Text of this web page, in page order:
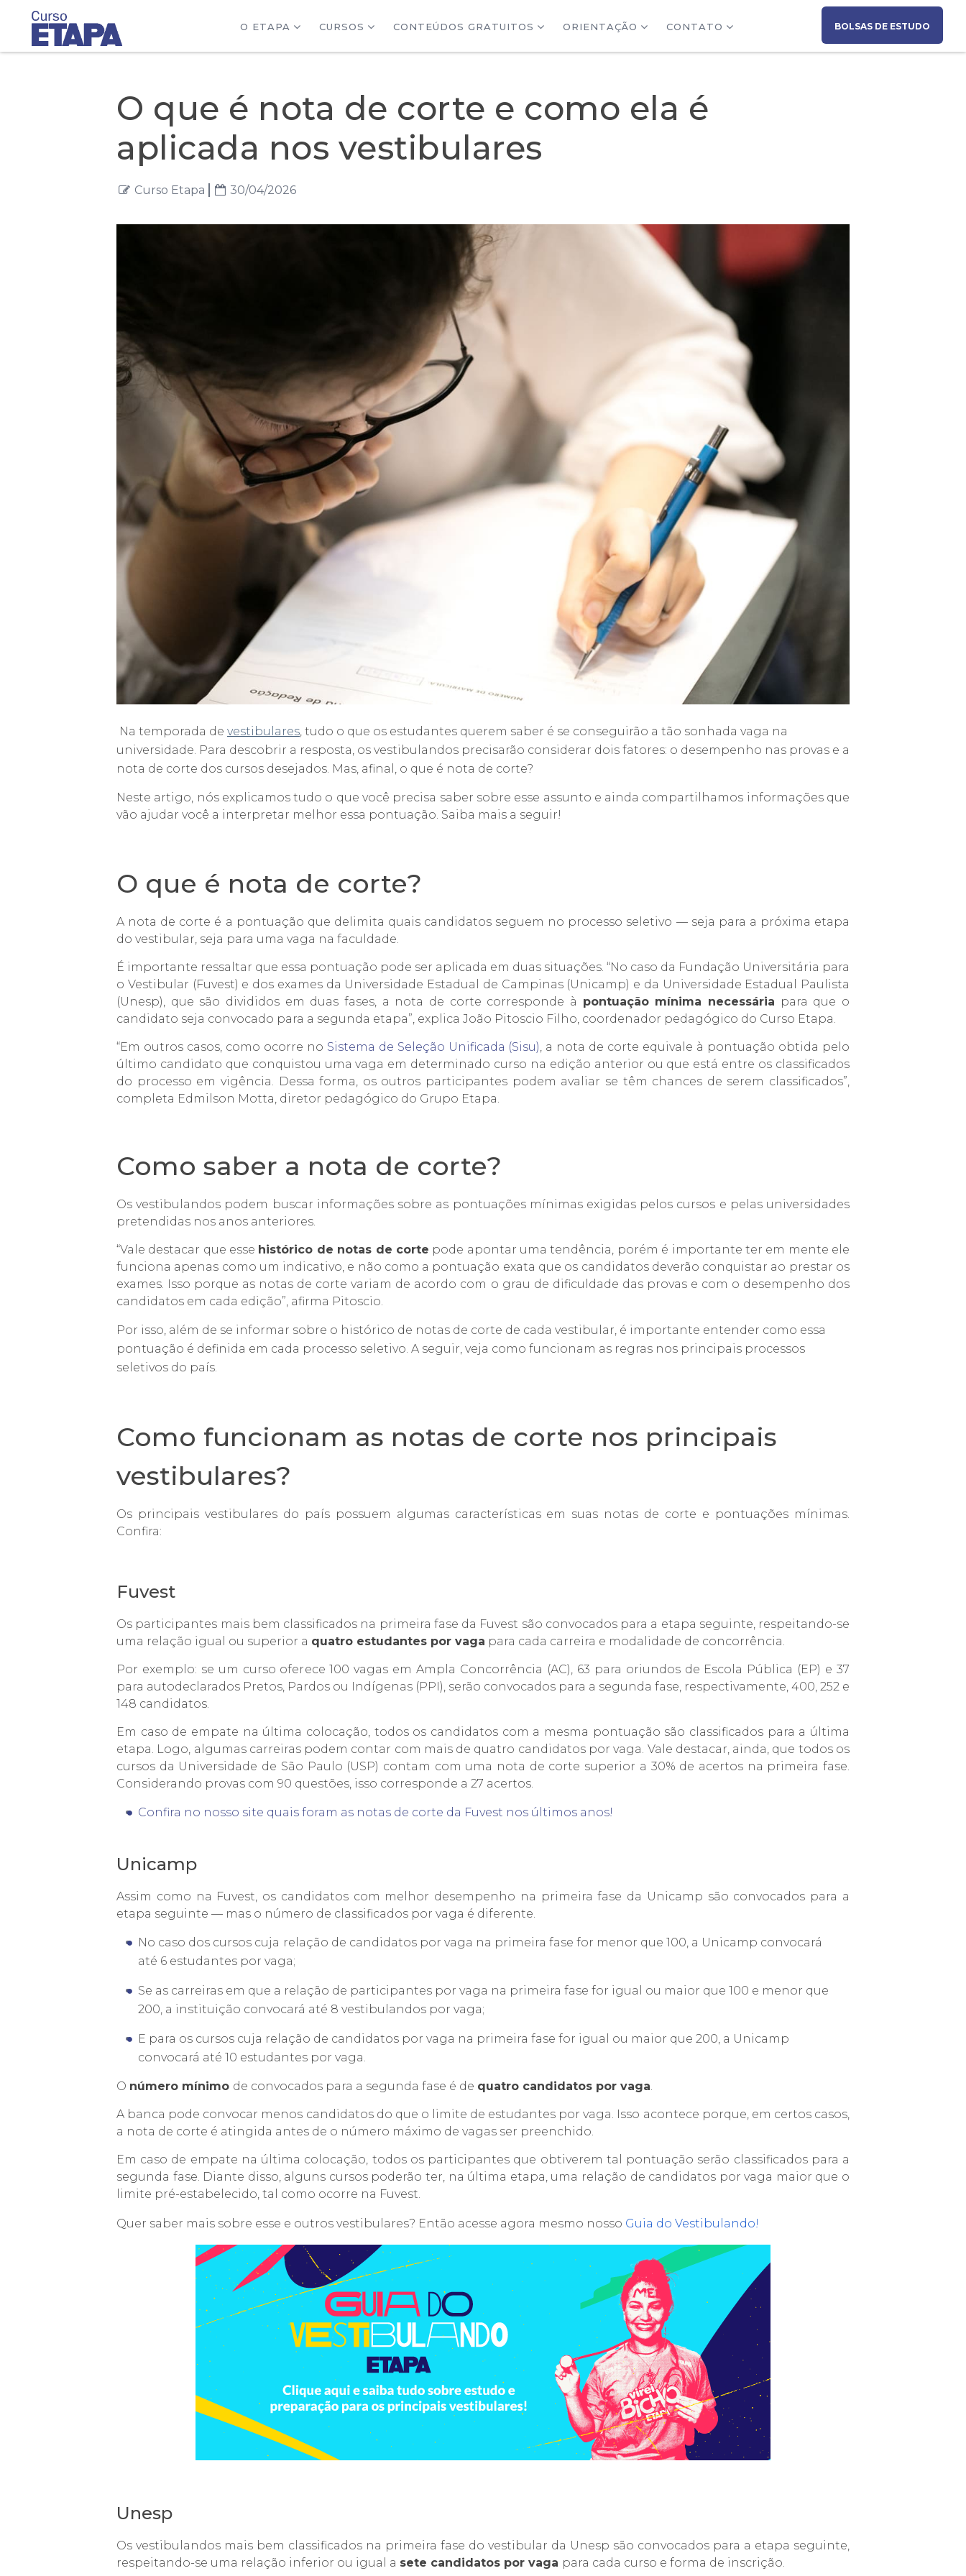
O ETAPA CURSOS CONTEÚDOS GRATUITOS ORIENTAÇÃO CONTATO BOLSAS DE ESTUDO
O que é nota de corte e como ela é
aplicada nos vestibulares
Curso Etapa 30/04/2026
Na temporada de vestibulares, tudo o que os estudantes querem saber é se conseguirão a tão sonhada vaga na
universidade. Para descobrir a resposta, os vestibulandos precisarão considerar dois fatores: o desempenho nas provas e a
nota de corte dos cursos desejados. Mas, afinal, o que é nota de corte?
Neste artigo, nós explicamos tudo o que você precisa saber sobre esse assunto e ainda compartilhamos informações que
vão ajudar você a interpretar melhor essa pontuação. Saiba mais a seguir!
O que é nota de corte?
A nota de corte é a pontuação que delimita quais candidatos seguem no processo seletivo —seja para a próxima etapa
do vestibular, seja para uma vaga na faculdade.
É importante ressaltar que essa pontuação pode ser aplicada em duas situações. “No caso da Fundação Universitária para
o Vestibular (Fuvest) e dos exames da Universidade Estadual de Campinas (Unicamp) e da Universidade Estadual Paulista
(Unesp), que são divididos em duas fases, a nota de corte corresponde à pontuação mínima necessária para que o
candidato seja convocado para a segunda etapa”, explica João Pitoscio Filho, coordenador pedagógico do Curso Etapa.
“Em outros casos, como ocorre no Sistema de Seleção Unificada (Sisu), a nota de corte equivale à pontuação obtida pelo
último candidato que conquistou uma vaga em determinado curso na edição anterior ou que está entre os classificados
do processo em vigência. Dessa forma, os outros participantes podem avaliar se têm chances de serem classificados”,
completa Edmilson Motta, diretor pedagógico do Grupo Etapa.
Como saber a nota de corte?
Os vestibulandos podem buscar informações sobre as pontuações mínimas exigidas pelos cursos e pelas universidades
pretendidas nos anos anteriores.
“Vale destacar que esse histórico de notas de corte pode apontar uma tendência, porém é importante ter em mente ele
funciona apenas como um indicativo, e não como a pontuação exata que os candidatos deverão conquistar ao prestar os
exames. Isso porque as notas de corte variam de acordo com o grau de dificuldade das provas e com o desempenho dos
candidatos em cada edição”, afirma Pitoscio.
Por isso, além de se informar sobre o histórico de notas de corte de cada vestibular, é importante entender como essa
pontuação é definida em cada processo seletivo. A seguir, veja como funcionam as regras nos principais processos
seletivos do país.
Como funcionam as notas de corte nos principais
vestibulares?
Os principais vestibulares do país possuem algumas características em suas notas de corte e pontuações mínimas.
Confira:
Fuvest
Os participantes mais bem classificados na primeira fase da Fuvest são convocados para a etapa seguinte, respeitando-se
uma relação igual ou superior a quatro estudantes por vaga para cada carreira e modalidade de concorrência.
Por exemplo: se um curso oferece 100 vagas em Ampla Concorrência (AC), 63 para oriundos de Escola Pública (EP) e 37
para autodeclarados Pretos, Pardos ou Indígenas (PPI), serão convocados para a segunda fase, respectivamente, 400, 252 e
148 candidatos.
Em caso de empate na última colocação, todos os candidatos com a mesma pontuação são classificados para a última
etapa. Logo, algumas carreiras podem contar com mais de quatro candidatos por vaga. Vale destacar, ainda, que todos os
cursos da Universidade de São Paulo (USP) contam com uma nota de corte superior a 30% de acertos na primeira fase.
Considerando provas com 90 questões, isso corresponde a 27 acertos.
Confira no nosso site quais foram as notas de corte da Fuvest nos últimos anos!
Unicamp
Assim como na Fuvest, os candidatos com melhor desempenho na primeira fase da Unicamp são convocados para a
etapa seguinte — mas o número de classificados por vaga é diferente.
No caso dos cursos cuja relação de candidatos por vaga na primeira fase for menor que 100, a Unicamp convocará
até 6 estudantes por vaga;
Se as carreiras em que a relação de participantes por vaga na primeira fase for igual ou maior que 100 e menor que
200, a instituição convocará até 8 vestibulandos por vaga;
E para os cursos cuja relação de candidatos por vaga na primeira fase for igual ou maior que 200, a Unicamp
convocará até 10 estudantes por vaga.
O número mínimo de convocados para a segunda fase é de quatro candidatos por vaga.
A banca pode convocar menos candidatos do que o limite de estudantes por vaga. Isso acontece porque, em certos casos,
a nota de corte é atingida antes de o número máximo de vagas ser preenchido.
Em caso de empate na última colocação, todos os participantes que obtiverem tal pontuação serão classificados para a
segunda fase. Diante disso, alguns cursos poderão ter, na última etapa, uma relação de candidatos por vaga maior que o
limite pré-estabelecido, tal como ocorre na Fuvest.
Quer saber mais sobre esse e outros vestibulares? Então acesse agora mesmo nosso Guia do Vestibulando!
Unesp
Os vestibulandos mais bem classificados na primeira fase do vestibular da Unesp são convocados para a etapa seguinte,
respeitando-se uma relação inferior ou igual a sete candidatos por vaga para cada curso e forma de inscrição.